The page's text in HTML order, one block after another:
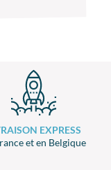
EXPRESS
et en Belgique